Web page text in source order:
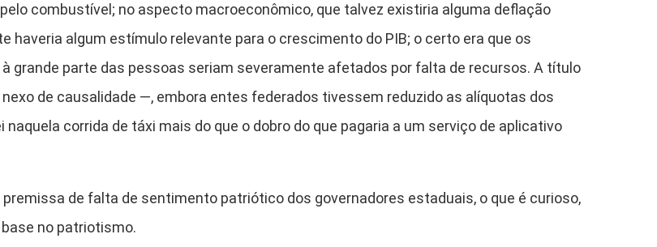
combustível; no aspecto macroeconômico, que talvez existiria alguma deflação
algum estímulo relevante para o crescimento do PIB; o certo era que os
grande parte das pessoas seriam severamente afetados por falta de recursos. A título
de causalidade —, embora entes federados tivessem reduzido as alíquotas dos
corrida de táxi mais do que o dobro do que pagaria a um serviço de aplicativo
de falta de sentimento patriótico dos governadores estaduais, o que é curioso,
no patriotismo.